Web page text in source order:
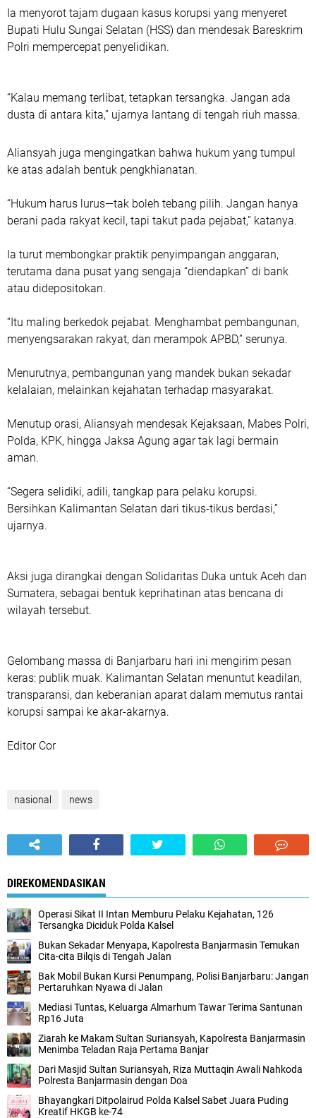
Ia menyorot tajam dugaan kasus korupsi yang menyeret
Bupati Hulu Sungai Selatan (HSS) dan mendesak Bareskrim
Polri mempercepat penyelidikan.
“Kalau memang terlibat, tetapkan tersangka. Jangan ada
dusta di antara kita,” ujarnya lantang di tengah riuh massa.
Aliansyah juga mengingatkan bahwa hukum yang tumpul
ke atas adalah bentuk pengkhianatan.
“Hukum harus lurus—tak boleh tebang pilih. Jangan hanya
berani pada rakyat kecil, tapi takut pada pejabat,” katanya.
Ia turut membongkar praktik penyimpangan anggaran,
terutama dana pusat yang sengaja “diendapkan” di bank
atau didepositokan.
“Itu maling berkedok pejabat. Menghambat pembangunan,
menyengsarakan rakyat, dan merampok APBD,” serunya.
Menurutnya, pembangunan yang mandek bukan sekadar
kelalaian, melainkan kejahatan terhadap masyarakat.
Menutup orasi, Aliansyah mendesak Kejaksaan, Mabes Polri,
Polda, KPK, hingga Jaksa Agung agar tak lagi bermain
aman.
“Segera selidiki, adili, tangkap para pelaku korupsi.
Bersihkan Kalimantan Selatan dari tikus-tikus berdasi,”
ujarnya.
Aksi juga dirangkai dengan Solidaritas Duka untuk Aceh dan
Sumatera, sebagai bentuk keprihatinan atas bencana di
wilayah tersebut.
Gelombang massa di Banjarbaru hari ini mengirim pesan
keras: publik muak. Kalimantan Selatan menuntut keadilan,
transparansi, dan keberanian aparat dalam memutus rantai
korupsi sampai ke akar-akarnya.
Editor Cor
nasional news
DIREKOMENDASIKAN
Operasi Sikat II Intan Memburu Pelaku Kejahatan, 126
Tersangka Diciduk Polda Kalsel
Bukan Sekadar Menyapa, Kapolresta Banjarmasin Temukan
Cita-cita Bilqis di Tengah Jalan
Bak Mobil Bukan Kursi Penumpang, Polisi Banjarbaru: Jangan
Pertaruhkan Nyawa di Jalan
Mediasi Tuntas, Keluarga Almarhum Tawar Terima Santunan
Rp16 Juta
Ziarah ke Makam Sultan Suriansyah, Kapolresta Banjarmasin
Menimba Teladan Raja Pertama Banjar
Dari Masjid Sultan Suriansyah, Riza Muttaqin Awali Nahkoda
Polresta Banjarmasin dengan Doa
Bhayangkari Ditpolairud Polda Kalsel Sabet Juara Puding
Kreatif HKGB ke-74